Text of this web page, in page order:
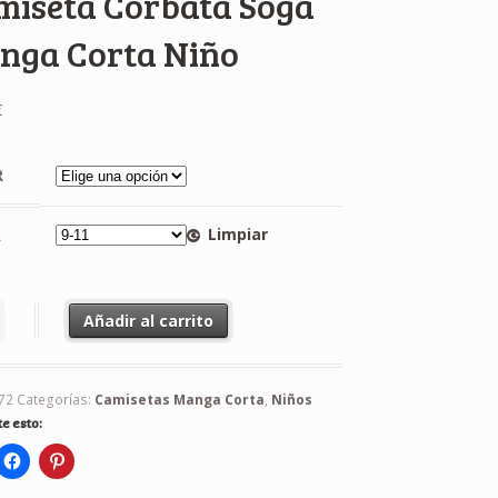
Corta Niño
Limpiar
Corbata Soga Manga Corta Niño cantidad
Añadir al carrito
Categorías: Camisetas Manga Corta, Niños
esto: